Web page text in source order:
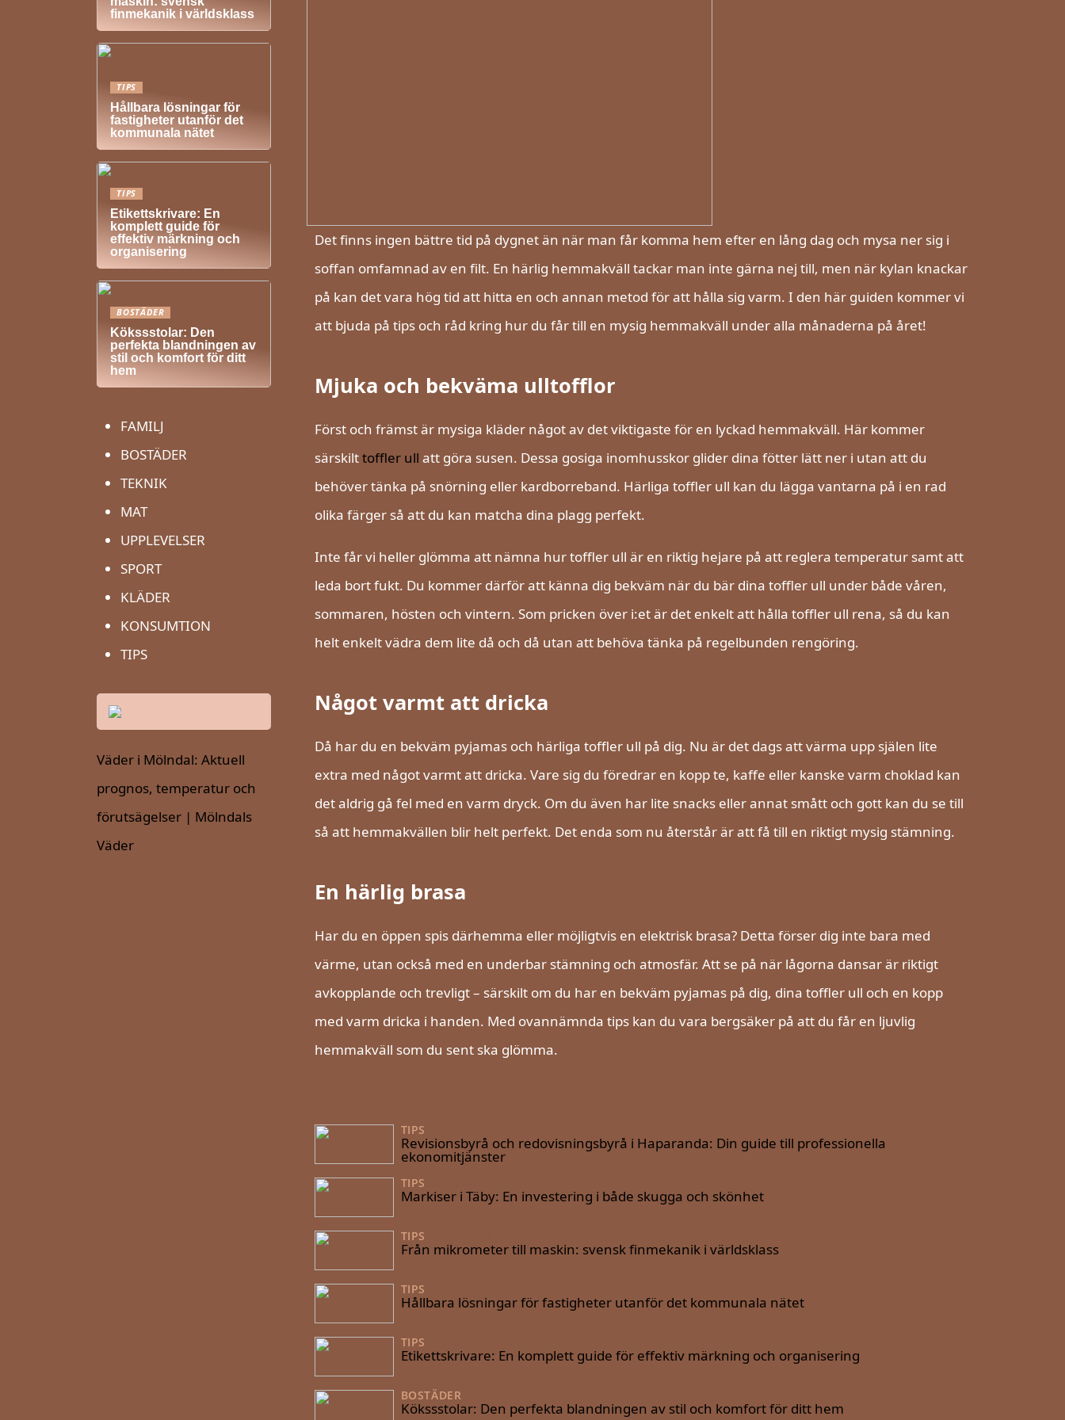
Det finns ingen bättre tid på dygnet än när man får komma hem efter en lång dag och mysa ner sig i
soffan omfamnad av en filt. En härlig hemmakväll tackar man inte gärna nej till, men när kylan knackar
på kan det vara hög tid att hitta en och annan metod för att hålla sig varm. I den här guiden kommer vi
att bjuda på tips och råd kring hur du får till en mysig hemmakväll under alla månaderna på året!
Mjuka och bekväma ulltofflor
Först och främst är mysiga kläder något av det viktigaste för en lyckad hemmakväll. Här kommer
särskilttoffler ull att göra susen. Dessa gosiga inomhusskor glider dina fötter lätt ner i utan att du
behöver tänka på snörning eller kardborreband. Härliga toffler ull kan du lägga vantarna på i en rad
olika färger så att du kan matcha dina plagg perfekt.
Inte får vi heller glömma att nämna hur toffler ull är en riktig hejare på att reglera temperatur samt att
leda bort fukt. Du kommer därför att känna dig bekväm när du bär dina toffler ull under både våren,
sommaren, hösten och vintern. Som pricken över i:et är det enkelt att hålla toffler ull rena, så du kan
helt enkelt vädra dem lite då och då utan att behöva tänka på regelbunden rengöring.
Något varmt att dricka
Då har du en bekväm pyjamas och härliga toffler ull på dig. Nu är det dags att värma upp själen lite
extra med något varmt att dricka. Vare sig du föredrar en kopp te, kaffe eller kanske varm choklad kan
det aldrig gå fel med en varm dryck. Om du även har lite snacks eller annat smått och gott kan du se till
så att hemmakvällen blir helt perfekt. Det enda som nu återstår är att få till en riktigt mysig stämning.
En härlig brasa
Har du en öppen spis därhemma eller möjligtvis en elektrisk brasa? Detta förser dig inte bara med
värme, utan också med en underbar stämning och atmosfär. Att se på när lågorna dansar är riktigt
avkopplande och trevligt – särskilt om du har en bekväm pyjamas på dig, dina toffler ull och en kopp
med varm dricka i handen. Med ovannämnda tips kan du vara bergsäker på att du får en ljuvlig
hemmakväll som du sent ska glömma.
TIPS
Revisionsbyrå och redovisningsbyrå i Haparanda: Din guide till professionella
ekonomitjänster
TIPS
Markiser i Täby: En investering i både skugga och skönhet
TIPS
Från mikrometer till maskin: svensk finmekanik i världsklass
TIPS
Hållbara lösningar för fastigheter utanför det kommunala nätet
TIPS
Etikettskrivare: En komplett guide för effektiv märkning och organisering
BOSTÄDER
Kökssstolar: Den perfekta blandningen av stil och komfort för ditt hem
finmekanik i världsklass
TIPS
Hållbara lösningar för
fastigheter utanför det
kommunala nätet
TIPS
Etikettskrivare: En
komplett guide för
effektiv märkning och
organisering
BOSTÄDER
Kökssstolar: Den
perfekta blandningen av
stil och komfort för ditt
hem
FAMILJ
BOSTÄDER
TEKNIK
MAT
UPPLEVELSER
SPORT
KLÄDER
KONSUMTION
TIPS
Väder i Mölndal: Aktuell
prognos, temperatur och
förutsägelser | Mölndals
Väder